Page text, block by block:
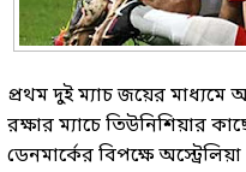
প্রথম দুই ম্যাচ জয়ের
রক্ষার ম্যাচে তিউনিশিয়ার
ডেনমার্কের বিপক্ষে